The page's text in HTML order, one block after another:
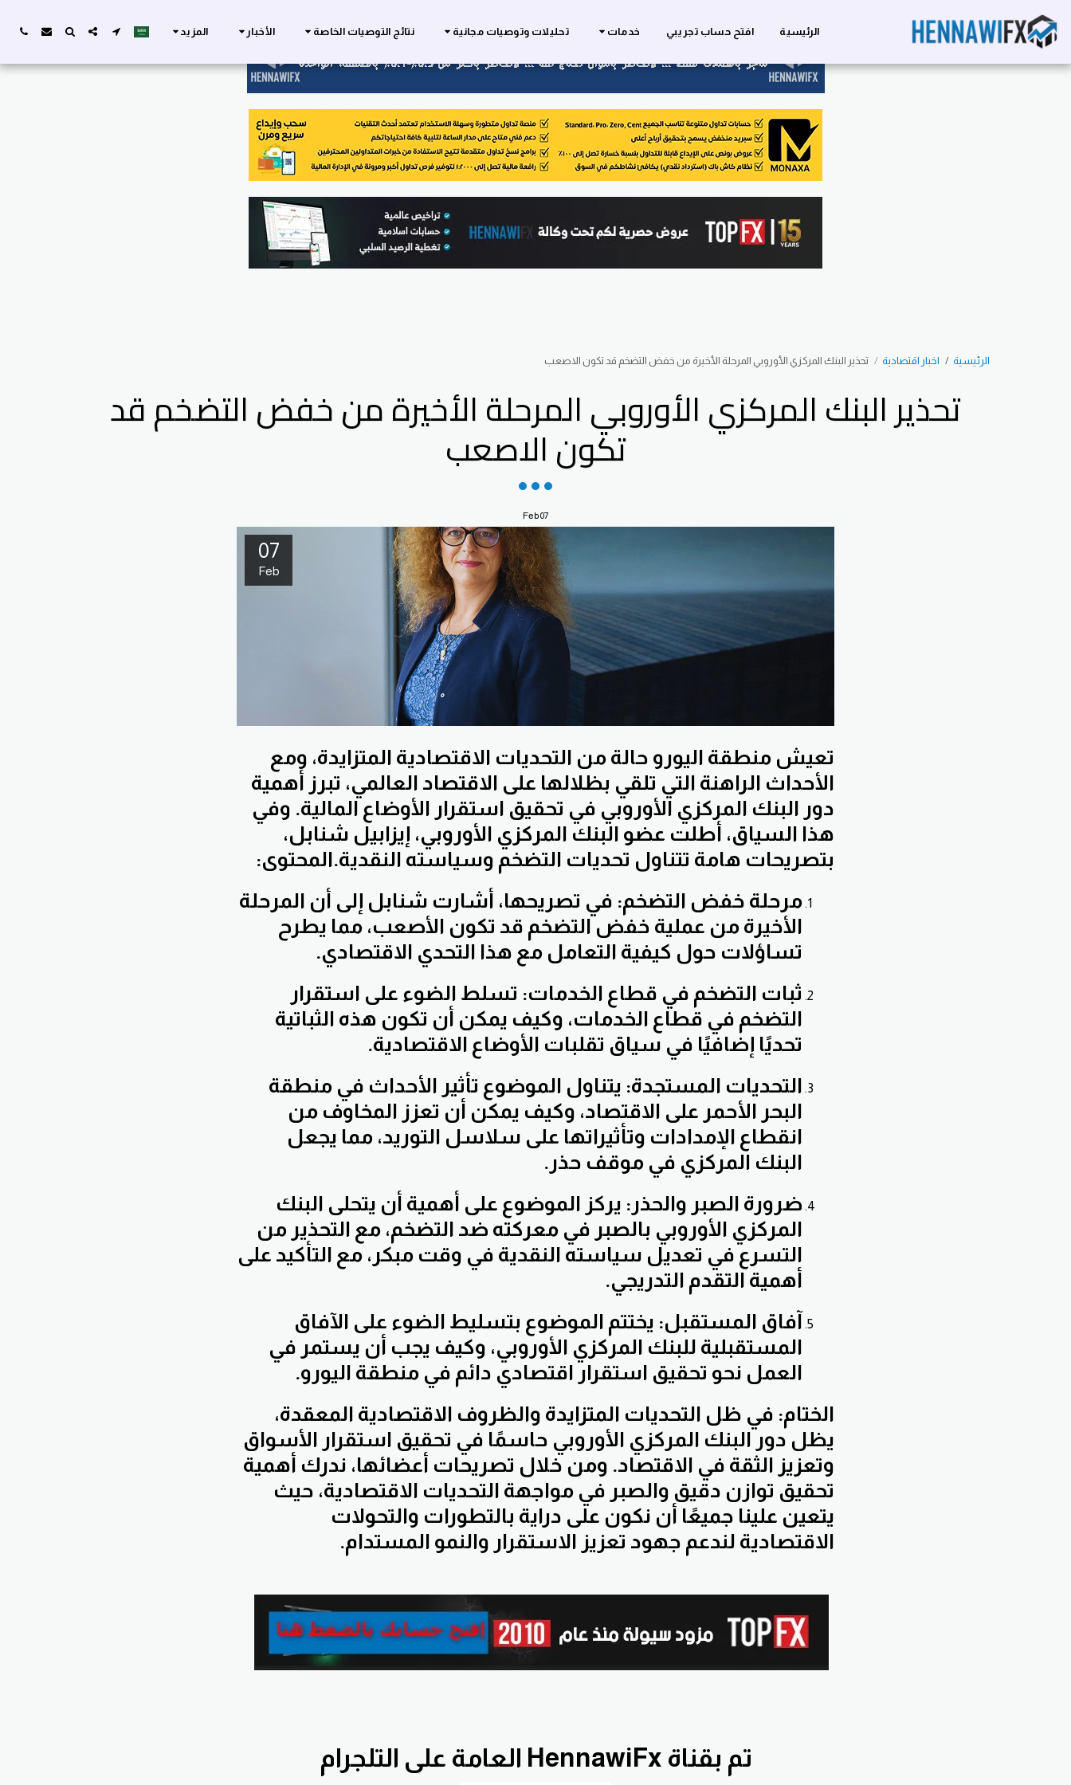
الرئيسية افتح حساب تجريبي خدمات تحليلات وتوصيات مجانية نتائج التوصيات الخاصة الأخبار المزيد
الرئيسية اخبار اقتصادية تحذير البنك المركزي الأوروبي المرحلة الأخيرة من خفض التضخم قد تكون الاصعب
تحذير البنك المركزي الأوروبي المرحلة الأخيرة من خفض التضخم قد
تكون الاصعب
07
Feb
07
Feb
تعيش منطقة اليورو حالة من التحديات الاقتصادية المتزايدة، ومع
الأحداث الراهنة التي تلقي بظلالها على الاقتصاد العالمي، تبرز أهمية
دور البنك المركزي الأوروبي في تحقيق استقرار الأوضاع المالية. وفي
هذا السياق، أطلت عضو البنك المركزي الأوروبي، إيزابيل شنابل،
بتصريحات هامة تتناول تحديات التضخم وسياسته النقدية.المحتوى:
مرحلة خفض التضخم: في تصريحها، أشارت شنابل إلى أن المرحلة
الأخيرة من عملية خفض التضخم قد تكون الأصعب، مما يطرح
تساؤلات حول كيفية التعامل مع هذا التحدي الاقتصادي.
ثبات التضخم في قطاع الخدمات: تسلط الضوء على استقرار
التضخم في قطاع الخدمات، وكيف يمكن أن تكون هذه الثباتية
تحديًا إضافيًا في سياق تقلبات الأوضاع الاقتصادية.
التحديات المستجدة: يتناول الموضوع تأثير الأحداث في منطقة
البحر الأحمر على الاقتصاد، وكيف يمكن أن تعزز المخاوف من
انقطاع الإمدادات وتأثيراتها على سلاسل التوريد، مما يجعل
البنك المركزي في موقف حذر.
ضرورة الصبر والحذر: يركز الموضوع على أهمية أن يتحلى البنك
المركزي الأوروبي بالصبر في معركته ضد التضخم، مع التحذير من
التسرع في تعديل سياسته النقدية في وقت مبكر، مع التأكيد على
أهمية التقدم التدريجي.
آفاق المستقبل: يختتم الموضوع بتسليط الضوء على الآفاق
المستقبلية للبنك المركزي الأوروبي، وكيف يجب أن يستمر في
العمل نحو تحقيق استقرار اقتصادي دائم في منطقة اليورو.
الختام: في ظل التحديات المتزايدة والظروف الاقتصادية المعقدة،
يظل دور البنك المركزي الأوروبي حاسمًا في تحقيق استقرار الأسواق
وتعزيز الثقة في الاقتصاد. ومن خلال تصريحات أعضائها، ندرك أهمية
تحقيق توازن دقيق والصبر في مواجهة التحديات الاقتصادية، حيث
يتعين علينا جميعًا أن نكون على دراية بالتطورات والتحولات
الاقتصادية لندعم جهود تعزيز الاستقرار والنمو المستدام.
تم بقناة HennawiFx العامة على التلجرام